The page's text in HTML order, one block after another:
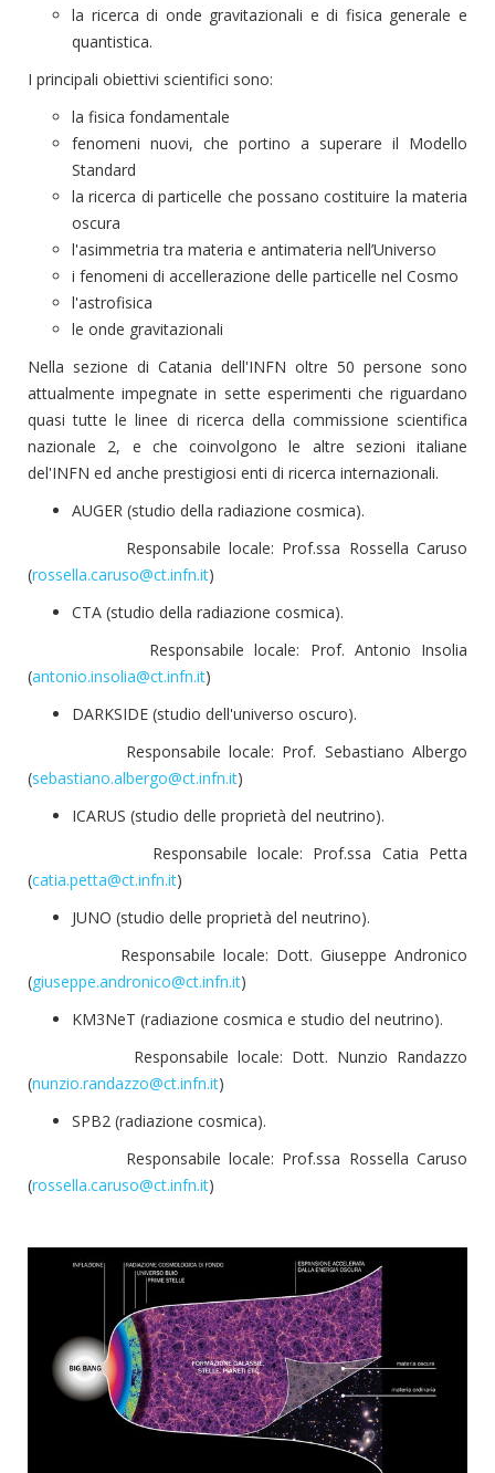
la ricerca di onde gravitazionali e di fisica generale e
quantistica.
I principali obiettivi scientifici sono:
la fisica fondamentale
fenomeni nuovi, che portino a superare il Modello
Standard
la ricerca di particelle che possano costituire la materia
oscura
l'asimmetria tra materia e antimateria nell’Universo
i fenomeni di accellerazione delle particelle nel Cosmo
l'astrofisica
le onde gravitazionali
Nella sezione di Catania dell'INFN oltre 50 persone sono
attualmente impegnate in sette esperimenti che riguardano
quasi tutte le linee di ricerca della commissione scientifica
nazionale 2, e che coinvolgono le altre sezioni italiane
del'INFN ed anche prestigiosi enti di ricerca internazionali.
AUGER (studio della radiazione cosmica).
Responsabile locale: Prof.ssa Rossella Caruso
(rossella.caruso@ct.infn.it)
CTA (studio della radiazione cosmica).
Responsabile locale: Prof. Antonio Insolia
(antonio.insolia@ct.infn.it)
DARKSIDE (studio dell'universo oscuro).
Responsabile locale: Prof. Sebastiano Albergo
(sebastiano.albergo@ct.infn.it)
ICARUS (studio delle proprietà del neutrino).
Responsabile locale: Prof.ssa Catia Petta
(catia.petta@ct.infn.it)
JUNO (studio delle proprietà del neutrino).
Responsabile locale: Dott. Giuseppe Andronico
(giuseppe.andronico@ct.infn.it)
KM3NeT (radiazione cosmica e studio del neutrino).
Responsabile locale: Dott. Nunzio Randazzo
(nunzio.randazzo@ct.infn.it)
SPB2 (radiazione cosmica).
Responsabile locale: Prof.ssa Rossella Caruso
(rossella.caruso@ct.infn.it)